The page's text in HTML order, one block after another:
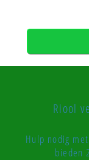
Riool
Hulp nodig
bieden